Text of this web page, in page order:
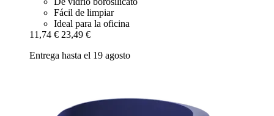
Fácil de limpiar
Ideal para la oficina
11,74 € 23,49 €
Entrega hasta el 19 agosto